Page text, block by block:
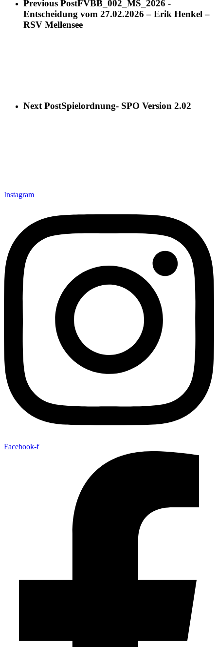
Previous PostFVBB_002_MS_2026 -
Entscheidung vom 27.02.2026 – Erik Henkel –
RSV Mellensee
Next PostSpielordnung- SPO Version 2.02
Instagram
Facebook-f